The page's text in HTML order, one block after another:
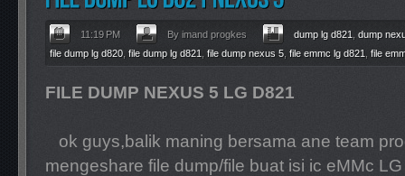
11:19 PM By imand progkes dump lg d821
dump
file dump lg d820 file dump lg d821 file dump nexus 5 file emmc lg d821 file
FILE DUMP NEXUS 5 LG D821
ok guys,balik maning bersama ane team
mengeshare file dump/file buat isi ic eMMc